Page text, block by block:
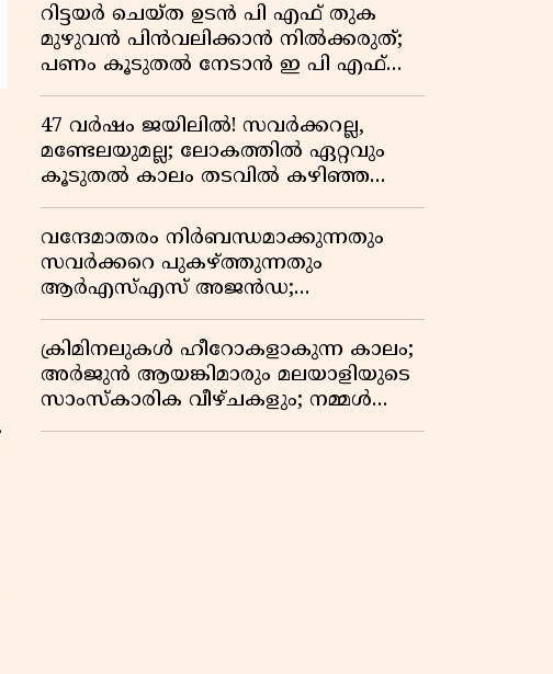
റിട്ടയർ ചെയ്ത ഉടൻ പി എഫ് തുക
മുഴുവൻ പിൻവലിക്കാൻ നിൽക്കരുത്;
പണം കൂടുതൽ നേടാൻ ഇ പി എഫ്
ഒയുടെ നിയമം അറിയാം
47 വർഷം ജയിലിൽ! സവർക്കറല്ല,
മണ്ടേലയുമല്ല; ലോകത്തിൽ ഏറ്റവും
കൂടുതൽ കാലം തടവിൽ കഴിഞ്ഞ
രാഷ്ട്രീയ തടവുകാരൻ ഇദ്ദേഹം! ഒരു
ഇന്ത്യൻ സ്വാതന്ത്ര്യസമര സേനാനിയുടെ
വേറിട്ട കഥ
വന്ദേമാതരം നിർബന്ധമാക്കുന്നതും
സവർക്കറെ പുകഴ്ത്തുന്നതും
ആർഎസ്എസ് അജൻഡ;
സർക്കാരിനെതിരെ പിണറായി വിജയൻ
ക്രിമിനലുകൾ ഹീറോകളാകുന്ന കാലം;
അർജുൻ ആയങ്കിമാരും മലയാളിയുടെ
സാംസ്കാരിക വീഴ്ചകളും; നമ്മൾ
എങ്ങോട്ടാണ് പോകുന്നത്